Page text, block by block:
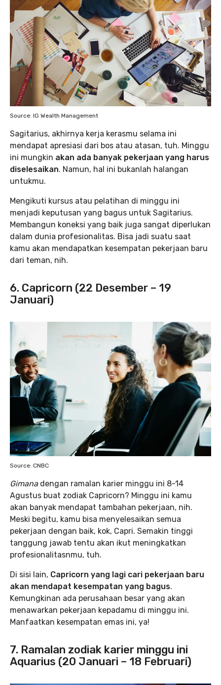
Source: IG Wealth Management
Sagitarius, akhirnya kerja kerasmu selama ini
mendapat apresiasi dari bos atau atasan, tuh. Minggu
ini mungkin akan ada banyak pekerjaan yang harus
diselesaikan. Namun, hal ini bukanlah halangan
untukmu.
Mengikuti kursus atau pelatihan di minggu ini
menjadi keputusan yang bagus untuk Sagitarius.
Membangun koneksi yang baik juga sangat diperlukan
dalam dunia profesionalitas. Bisa jadi suatu saat
kamu akan mendapatkan kesempatan pekerjaan baru
dari teman, nih.
6. Capricorn (22 Desember – 19
Januari)
Source: CNBC
Gimana dengan ramalan karier minggu ini 8-14
Agustus buat zodiak Capricorn? Minggu ini kamu
akan banyak mendapat tambahan pekerjaan, nih.
Meski begitu, kamu bisa menyelesaikan semua
pekerjaan dengan baik, kok, Capri. Semakin tinggi
tanggung jawab tentu akan ikut meningkatkan
profesionalitasnmu, tuh.
Di sisi lain, Capricorn yang lagi cari pekerjaan baru
akan mendapat kesempatan yang bagus.
Kemungkinan ada perusahaan besar yang akan
menawarkan pekerjaan kepadamu di minggu ini.
Manfaatkan kesempatan emas ini, ya!
7. Ramalan zodiak karier minggu ini
Aquarius (20 Januari – 18 Februari)